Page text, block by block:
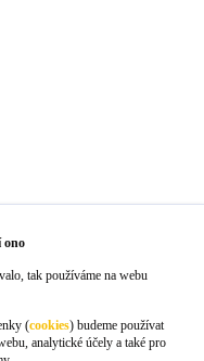
ono
tak používáme na webu
(cookies) budeme používat
analytické účely a také pro